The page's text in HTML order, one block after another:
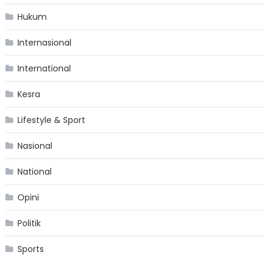
Hukum
Internasional
International
Kesra
Lifestyle & Sport
Nasional
National
Opini
Politik
Sports